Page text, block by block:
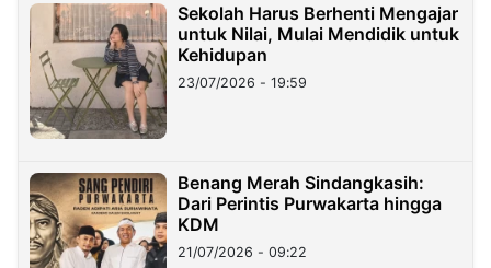
Sekolah Harus Berhenti Mengajar
untuk Nilai, Mulai Mendidik untuk
Kehidupan
23/07/2026 - 19:59
Benang Merah Sindangkasih:
Dari Perintis Purwakarta hingga
KDM
21/07/2026 - 09:22